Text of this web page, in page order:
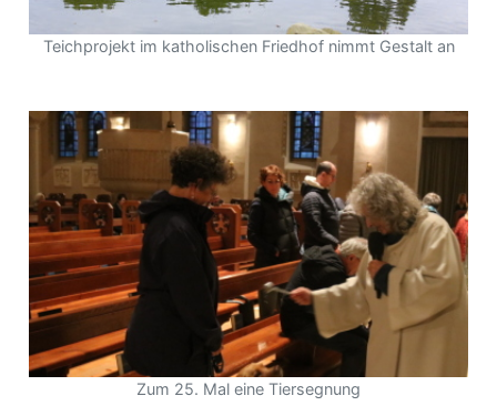
Teichprojekt im katholischen Friedhof nimmt Gestalt an
Zum 25. Mal eine Tiersegnung